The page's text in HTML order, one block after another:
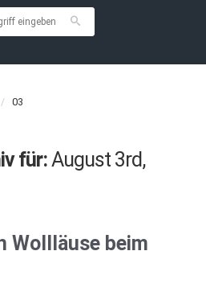
03
für:August 3rd,
Wollläuse beim